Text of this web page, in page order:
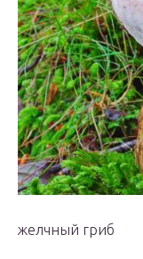
желчный гриб